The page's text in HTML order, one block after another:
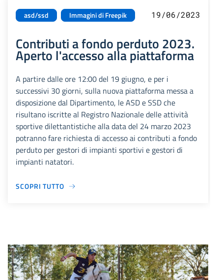
asd/ssd Immagini di Freepik 19/06/2023
Contributi a fondo perduto 2023.
Aperto l'accesso alla piattaforma
A partire dalle ore 12:00 del 19 giugno, e per i
successivi 30 giorni, sulla nuova piattaforma messa a
disposizione dal Dipartimento, le ASD e SSD che
risultano iscritte al Registro Nazionale delle attività
sportive dilettantistiche alla data del 24 marzo 2023
potranno fare richiesta di accesso ai contributi a fondo
perduto per gestori di impianti sportivi e gestori di
impianti natatori.
SCOPRI TUTTO